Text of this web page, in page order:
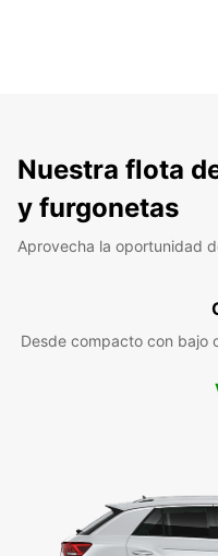
Nuestra flota
y furgonetas
Aprovecha la oportunidad
Desde compacto con bajo